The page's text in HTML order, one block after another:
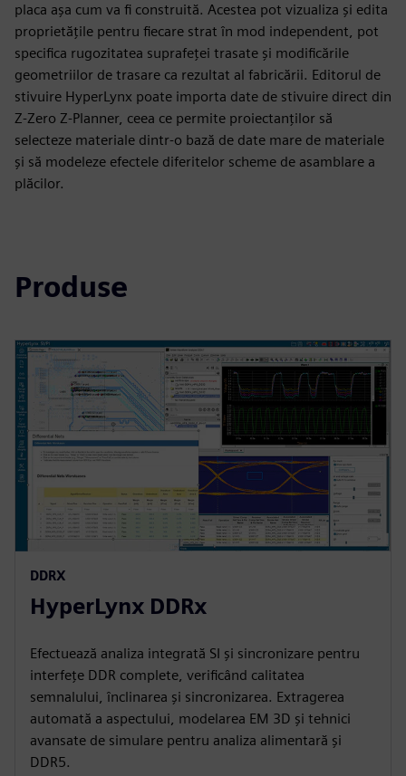
placa așa cum va fi construită. Acestea pot vizualiza și edita
proprietățile pentru fiecare strat în mod independent, pot
specifica rugozitatea suprafeței trasate și modificările
geometriilor de trasare ca rezultat al fabricării. Editorul de
stivuire HyperLynx poate importa date de stivuire direct din
Z-Zero Z-Planner, ceea ce permite proiectanților să
selecteze materiale dintr-o bază de date mare de materiale
și să modeleze efectele diferitelor scheme de asamblare a
plăcilor.
Produse
DDRX
HyperLynx DDRx
Efectuează analiza integrată SI și sincronizare pentru
interfețe DDR complete, verificând calitatea
semnalului, înclinarea și sincronizarea. Extragerea
automată a aspectului, modelarea EM 3D și tehnici
avansate de simulare pentru analiza alimentară și
DDR5.